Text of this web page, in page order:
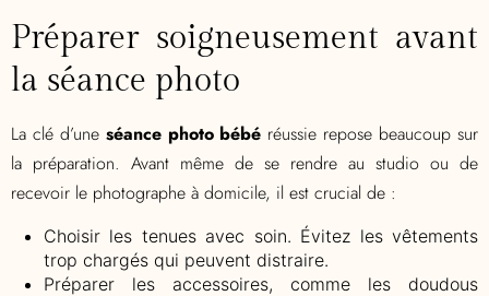
Préparer soigneusement avant
la séance photo
La clé d’une séance photo bébé réussie repose beaucoup sur
la préparation. Avant même de se rendre au studio ou de
recevoir le photographe à domicile, il est crucial de :
Choisir les tenues avec soin. Évitez les vêtements
trop chargés qui peuvent distraire.
Préparer les accessoires, comme les doudous